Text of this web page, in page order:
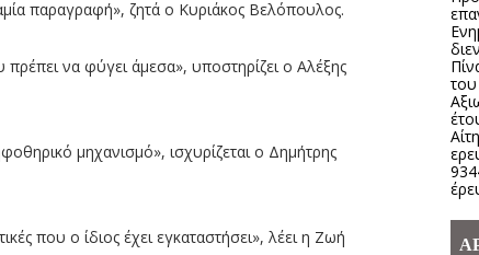
παραγραφή», ζητά ο Κυριάκος Βελόπουλος.
πρέπει να φύγει άμεσα», υποστηρίζει ο Αλέξης
μηχανισμό», ισχυρίζεται ο Δημήτρης
που ο ίδιος έχει εγκαταστήσει», λέει η Ζωή